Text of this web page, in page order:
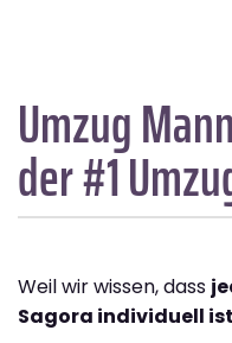
Umzug
der #1
Weil wir wissen, dass
Sagora individuell ist